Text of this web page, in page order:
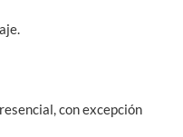
con excepción